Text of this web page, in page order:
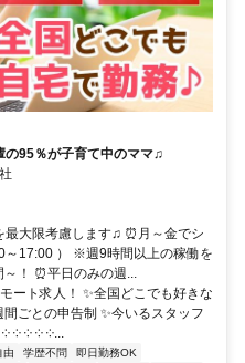
の95％が子育て中のママ♫
大限考慮します♫ ⏰月～金でシ
～17:00 ） ※週9時間以上の稼働を
！ ⏰平日のみの週...
ート求人！ ✨全国どこでも好きな
ごとの申告制 ✨今いるスタッフ
༶ ༶ ༶ ༶...
由 学歴不問
即日勤務OK